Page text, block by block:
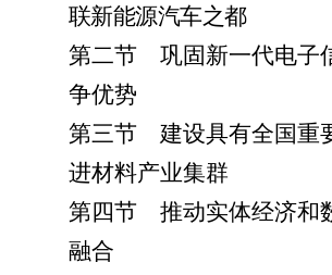
联新能源汽车之都
第二节 巩固新一代电子
争优势
第三节 建设具有全国重
进材料产业集群
第四节 推动实体经济和
融合